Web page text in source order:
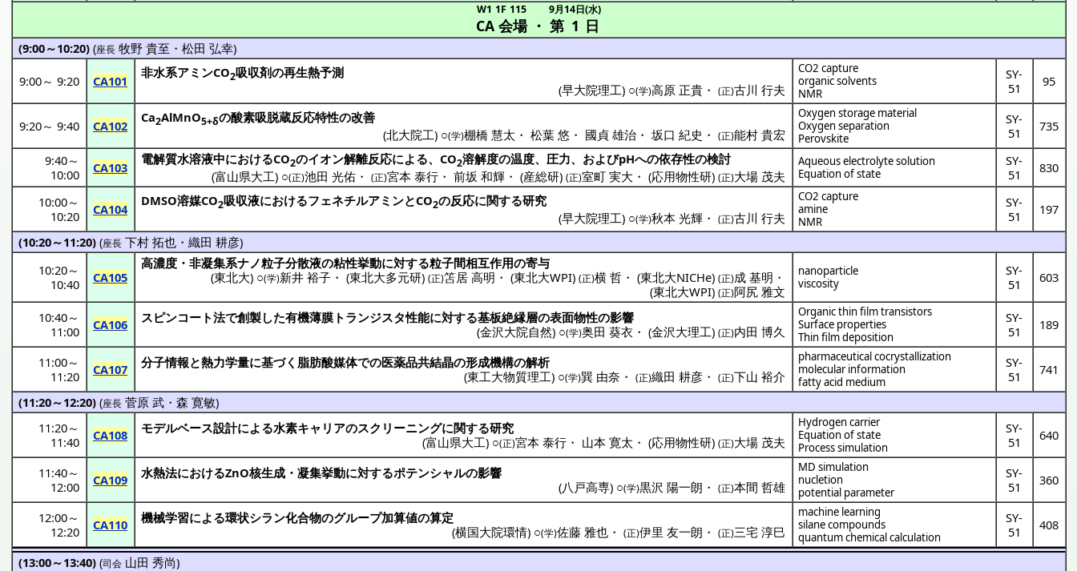
CA 会場
W1 1F 115
・ 第 1 日
9月14日(水)
(9:00～10:20)(座長 牧野 貴至 ・ 松田 弘幸)
9:00～9:20 CA101
非水系アミンCO2吸収剤の再生熱予測
(早大院理工) ○(学)高原 正貴 ・(正)古川 行夫
CO2 capture
organic solvents
NMR
SY-
51
95
9:20～9:40 CA102
Ca2AlMnO5+δの酸素吸脱蔵反応特性の改善
(北大院工) ○(学)棚橋 慧太 ・松葉 悠 ・ 國貞 雄治 ・坂口 紀史 ・(正)能村 貴宏
Oxygen storage material
Oxygen separation
Perovskite
SY-
51
735
9:40～
10:00
CA103
電解質水溶液中におけるCO2のイオン解離反応による、CO2溶解度の温度、 圧力、およびpHへの依存性の検討
(富山県大工) ○(正)池田 光佑 ・(正)宮本 泰行 ・前坂 和輝 ・(産総研)(正)室町 実大 ・(応用物性研)(正)大場 茂夫
Aqueous electrolyte solution
Equation of state
SY-
51
830
10:00～
10:20
CA104
DMSO溶媒CO2吸収液におけるフェネチルアミンとCO2の反応に関する研究
(早大院理工) ○(学)秋本 光輝 ・(正)古川 行夫
CO2 capture
amine
NMR
SY-
51
197
(10:20～11:20)(座長 下村 拓也・ 織田 耕彦)
10:20～
10:40
CA105
高濃度・ 非凝集系ナノ粒子分散液の粘性挙動に対する粒子間相互作用の寄与
(東北大) ○(学)新井 裕子 ・(東北大多元研)(正)笘居 高明 ・(東北大WPI)(正)横 哲 ・(東北大NICHe)(正)成 基明 ・
(東北大WPI)(正)阿尻 雅文
nanoparticle
viscosity
SY-
51
603
10:40～
11:00
CA106 スピンコート法で創製した有機薄膜トランジスタ性能に対する基板絶縁層の表面物性の影響
(金沢大院自然) ○(学)奥田 葵衣 ・(金沢大理工)(正)内田 博久
Organic thin film transistors
Surface properties
Thin film deposition
SY-
51
189
11:00～
11:20
CA107 分子情報と熱力学量に基づく 脂肪酸媒体での医薬品共結晶の形成機構の解析
(東工大物質理工) ○(学)巽 由奈 ・(正)織田 耕彦 ・(正)下山 裕介
pharmaceutical cocrystallization
molecular information
fatty acid medium
SY-
51
741
(11:20～12:20)(座長 菅原 武・ 森 寛敏)
11:20～
11:40
CA108 モデルベース設計による水素キャリアのスクリーニングに関する研究
(富山県大工) ○(正)宮本 泰行 ・ 山本 寛太 ・(応用物性研)(正)大場 茂夫
Hydrogen carrier
Equation of state
Process simulation
SY-
51
640
11:40～
12:00
CA109 水熱法におけるZnO核生成・ 凝集挙動に対するポテンシャルの影響
(八戸高専) ○(学)黒沢 陽一朗 ・(正)本間 哲雄
MD simulation
nucletion
potential parameter
SY-
51
360
12:00～
12:20
CA110 機械学習による環状シラン化合物のグループ加算値の算定
(横国大院環情) ○(学)佐藤 雅也 ・(正)伊里 友一朗 ・(正)三宅 淳巳
machine learning
silane compounds
quantum chemical calculation
SY-
51
408
(13:00～13:40)(司会 山田 秀尚)